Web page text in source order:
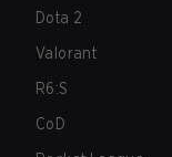
Dota 2
Valorant
R6:S
CoD